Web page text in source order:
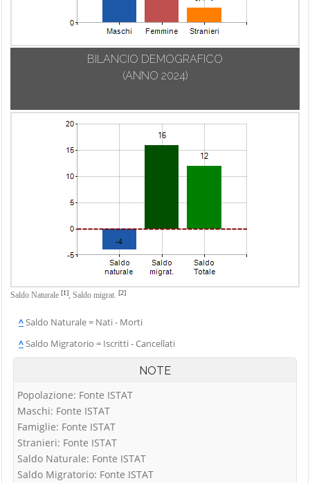
BILANCIO DEMOGRAFICO
(ANNO 2024)
Saldo Naturale [1], Saldo migrat. [2]
^Saldo Naturale = Nati - Morti
^Saldo Migratorio = Iscritti - Cancellati
NOTE
Popolazione: Fonte ISTAT
Maschi: Fonte ISTAT
Famiglie: Fonte ISTAT
Stranieri: Fonte ISTAT
Saldo Naturale: Fonte ISTAT
Saldo Migratorio: Fonte ISTAT